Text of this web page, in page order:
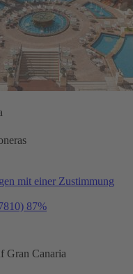
mit einer Zustimmung
87%
Gran Canaria